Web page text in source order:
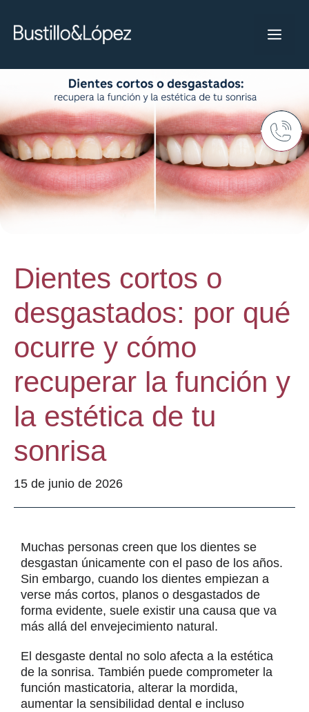
Dientes cortos o
desgastados: por qué
ocurre y cómo
recuperar la función y
la estética de tu
sonrisa
15 de junio de 2026
Muchas personas creen que los dientes se
desgastan únicamente con el paso de los años.
Sin embargo, cuando los dientes empiezan a
verse más cortos, planos o desgastados de
forma evidente, suele existir una causa que va
más allá del envejecimiento natural.
El desgaste dental no solo afecta a la estética
de la sonrisa. También puede comprometer la
función masticatoria, alterar la mordida,
aumentar la sensibilidad dental e incluso